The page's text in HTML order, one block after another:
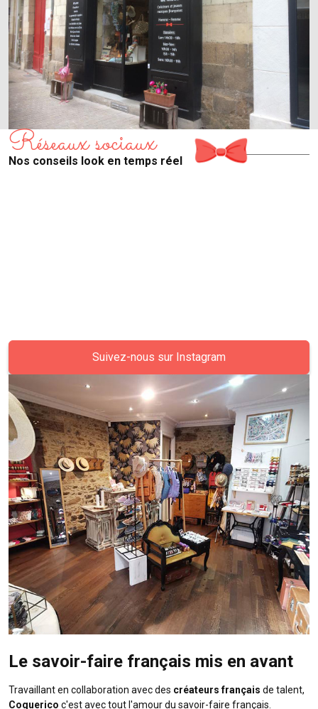
Réseaux sociaux
Nos conseils look en temps réel
Suivez-nous sur Instagram
Le savoir-faire français mis en avant
Travaillant en collaboration avec des créateurs français de talent,
Coquerico c'est avec tout l'amour du savoir-faire français.